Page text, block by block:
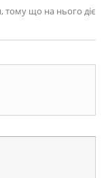
тому що на нього діє